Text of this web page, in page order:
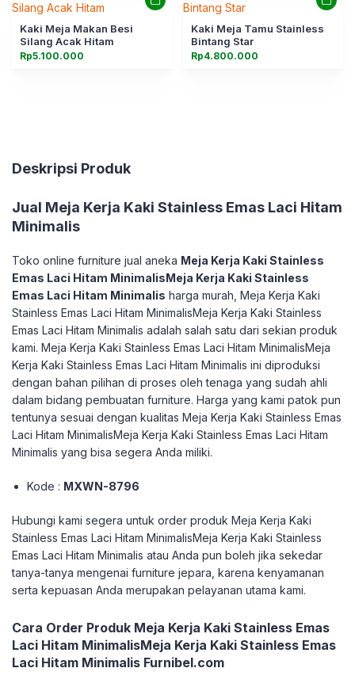
Kaki Meja Makan Besi
Silang Acak Hitam
Rp5.100.000
Kaki Meja Tamu Stainless
Bintang Star
Rp4.800.000
Deskripsi Produk
Jual Meja Kerja Kaki Stainless Emas Laci Hitam
Minimalis
Toko online furniture jual aneka Meja Kerja Kaki Stainless
Emas Laci Hitam MinimalisMeja Kerja Kaki Stainless
Emas Laci Hitam Minimalis harga murah, Meja Kerja Kaki
Stainless Emas Laci Hitam MinimalisMeja Kerja Kaki Stainless
Emas Laci Hitam Minimalis adalah salah satu dari sekian produk
kami. Meja Kerja Kaki Stainless Emas Laci Hitam MinimalisMeja
Kerja Kaki Stainless Emas Laci Hitam Minimalis ini diproduksi
dengan bahan pilihan di proses oleh tenaga yang sudah ahli
dalam bidang pembuatan furniture. Harga yang kami patok pun
tentunya sesuai dengan kualitas Meja Kerja Kaki Stainless Emas
Laci Hitam MinimalisMeja Kerja Kaki Stainless Emas Laci Hitam
Minimalis yang bisa segera Anda miliki.
Kode : MXWN-8796
Hubungi kami segera untuk order produk Meja Kerja Kaki
Stainless Emas Laci Hitam MinimalisMeja Kerja Kaki Stainless
Emas Laci Hitam Minimalis atau Anda pun boleh jika sekedar
tanya-tanya mengenai furniture jepara, karena kenyamanan
serta kepuasan Anda merupakan pelayanan utama kami.
Cara Order Produk Meja Kerja Kaki Stainless Emas
Laci Hitam MinimalisMeja Kerja Kaki Stainless Emas
Laci Hitam Minimalis Furnibel.com